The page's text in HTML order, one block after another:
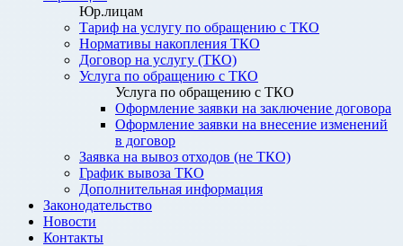
Юр.лицам
Тариф на услугу по обращению с ТКО
Нормативы накопления ТКО
Договор на услугу (ТКО)
Услуга по обращению с ТКО
Услуга по обращению с ТКО
Оформление заявки на заключение договора
Оформление заявки на внесение изменений
в договор
Заявка на вывоз отходов (не ТКО)
График вывоза ТКО
Дополнительная информация
Законодательство
Новости
Контакты